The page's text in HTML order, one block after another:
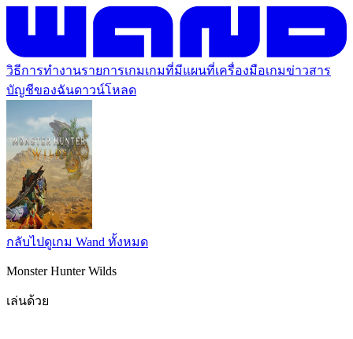
วิธีการทำงานรายการเกมเกมที่มีแผนที่เครื่องมือเกมข่าวสาร
บัญชีของฉันดาวน์โหลด
กลับไปดูเกม Wand ทั้งหมด
Monster Hunter Wilds
เล่นด้วย